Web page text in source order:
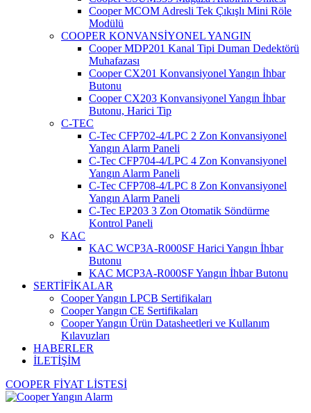
Cooper MCOM Adresli Tek Çıkışlı Mini Röle
Modülü
COOPER KONVANSİYONEL YANGIN
Cooper MDP201 Kanal Tipi Duman Dedektörü
Muhafazası
Cooper CX201 Konvansiyonel Yangın İhbar
Butonu
Cooper CX203 Konvansiyonel Yangın İhbar
Butonu, Harici Tip
C-TEC
C-Tec CFP702-4/LPC 2 Zon Konvansiyonel
Yangın Alarm Paneli
C-Tec CFP704-4/LPC 4 Zon Konvansiyonel
Yangın Alarm Paneli
C-Tec CFP708-4/LPC 8 Zon Konvansiyonel
Yangın Alarm Paneli
C-Tec EP203 3 Zon Otomatik Söndürme
Kontrol Paneli
KAC
KAC WCP3A-R000SF Harici Yangın İhbar
Butonu
KAC MCP3A-R000SF Yangın İhbar Butonu
SERTİFİKALAR
Cooper Yangın LPCB Sertifikaları
Cooper Yangın CE Sertifikaları
Cooper Yangın Ürün Datasheetleri ve Kullanım
Kılavuzları
HABERLER
İLETİŞİM
COOPER FİYAT LİSTESİ